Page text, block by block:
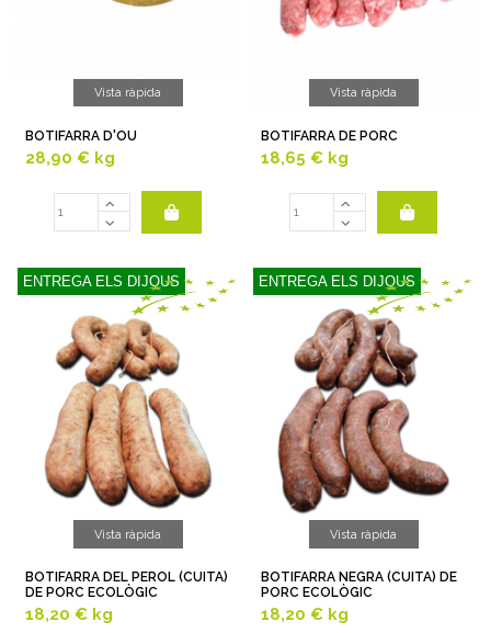
Vista ràpida
BOTIFARRA D'OU
28,90 € kg
Vista ràpida
BOTIFARRA DE PORC
18,65 € kg
ENTREGA ELS DIJOUS
Vista ràpida
BOTIFARRA DEL PEROL (CUITA)
DE PORC ECOLÒGIC
18,20 € kg
ENTREGA ELS DIJOUS
Vista ràpida
BOTIFARRA NEGRA (CUITA) DE
PORC ECOLÒGIC
18,20 € kg